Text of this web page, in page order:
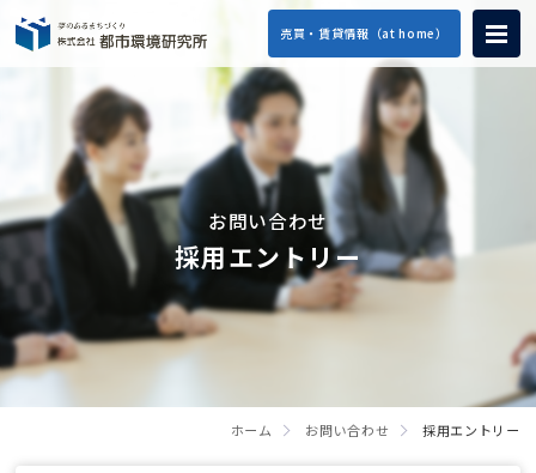
売買・賃貸情報（at home）
お問い合わせ
採用エントリー
ホーム お問い合わせ 採用エントリー